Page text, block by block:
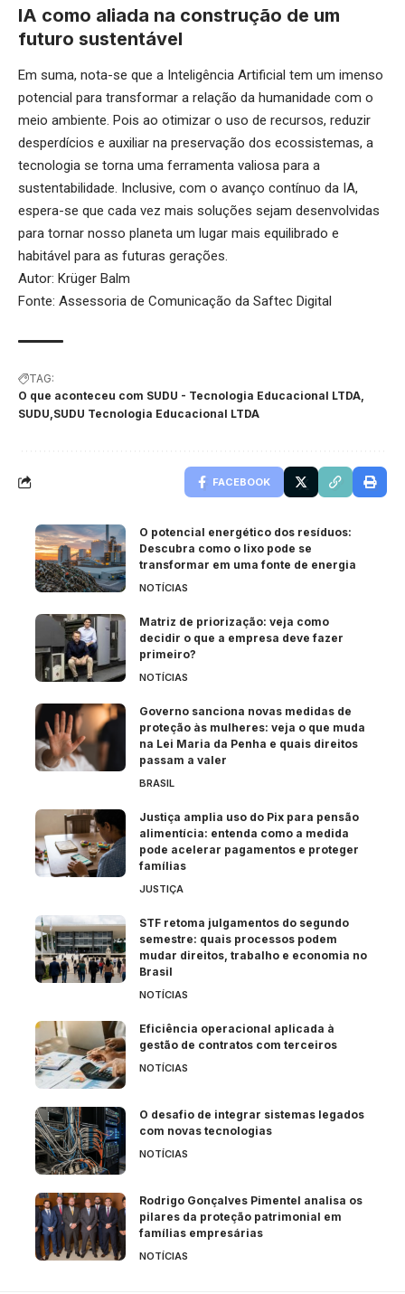
IA como aliada na construção de um
futuro sustentável
Em suma, nota-se que a Inteligência Artificial tem um imenso
potencial para transformar a relação da humanidade com o
meio ambiente. Pois ao otimizar o uso de recursos, reduzir
desperdícios e auxiliar na preservação dos ecossistemas, a
tecnologia se torna uma ferramenta valiosa para a
sustentabilidade. Inclusive, com o avanço contínuo da IA,
espera-se que cada vez mais soluções sejam desenvolvidas
para tornar nosso planeta um lugar mais equilibrado e
habitável para as futuras gerações.
Autor: Krüger Balm
Fonte: Assessoria de Comunicação da Saftec Digital
TAG:
O que aconteceu com SUDU - Tecnologia Educacional LTDA
SUDU SUDU Tecnologia Educacional LTDA
FACEBOOK
O potencial energético dos resíduos:
Descubra como o lixo pode se
transformar em uma fonte de energia
NOTÍCIAS
Matriz de priorização: veja como
decidir o que a empresa deve fazer
primeiro?
NOTÍCIAS
Governo sanciona novas medidas de
proteção às mulheres: veja o que muda
na Lei Maria da Penha e quais direitos
passam a valer
BRASIL
Justiça amplia uso do Pix para pensão
alimentícia: entenda como a medida
pode acelerar pagamentos e proteger
famílias
JUSTIÇA
STF retoma julgamentos do segundo
semestre: quais processos podem
mudar direitos, trabalho e economia no
Brasil
NOTÍCIAS
Eficiência operacional aplicada à
gestão de contratos com terceiros
NOTÍCIAS
O desafio de integrar sistemas legados
com novas tecnologias
NOTÍCIAS
Rodrigo Gonçalves Pimentel analisa os
pilares da proteção patrimonial em
famílias empresárias
NOTÍCIAS